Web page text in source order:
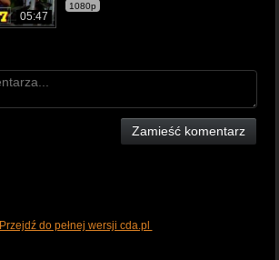
05:47
1080p
Zamieść komentarz
Przejdź do pełnej wersji cda.pl